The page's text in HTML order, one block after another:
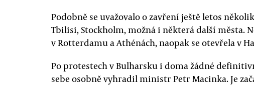
Podobně se uvažovalo o zavření ještě letos
Tbilisi, Stockholm, možná i některá další města.
v Rotterdamu a Athénách, naopak se otevřela v
Po protestech v Bulharsku i doma žádné
sebe osobně vyhradil ministr Petr Macinka. Je